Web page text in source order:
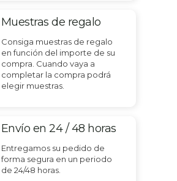
Muestras de regalo
Consiga muestras de regalo
en función del importe de su
compra. Cuando vaya a
completar la compra podrá
elegir muestras.
Envío en 24 / 48 horas
Entregamos su pedido de
forma segura en un periodo
de 24/48 horas.